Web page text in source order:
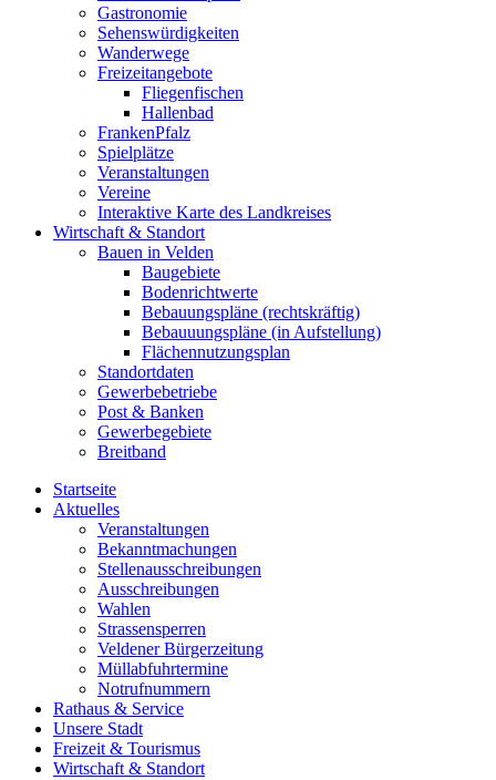
Gastronomie
Sehenswürdigkeiten
Wanderwege
Freizeitangebote
Fliegenfischen
Hallenbad
FrankenPfalz
Spielplätze
Veranstaltungen
Vereine
Interaktive Karte des Landkreises
Wirtschaft & Standort
Bauen in Velden
Baugebiete
Bodenrichtwerte
Bebauungspläne (rechtskräftig)
Bebauuungspläne (in Aufstellung)
Flächennutzungsplan
Standortdaten
Gewerbebetriebe
Post & Banken
Gewerbegebiete
Breitband
Startseite
Aktuelles
Veranstaltungen
Bekanntmachungen
Stellenausschreibungen
Ausschreibungen
Wahlen
Strassensperren
Veldener Bürgerzeitung
Müllabfuhrtermine
Notrufnummern
Rathaus & Service
Unsere Stadt
Freizeit & Tourismus
Wirtschaft & Standort